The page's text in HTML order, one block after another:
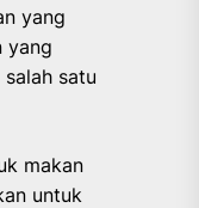
yang
yang
satu
makan
untuk